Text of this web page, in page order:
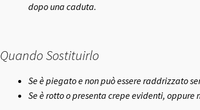
dopo una caduta.
Quando Sostituirlo
Se è piegato e non può essere raddrizzato
Se è rotto o presenta crepe evidenti,